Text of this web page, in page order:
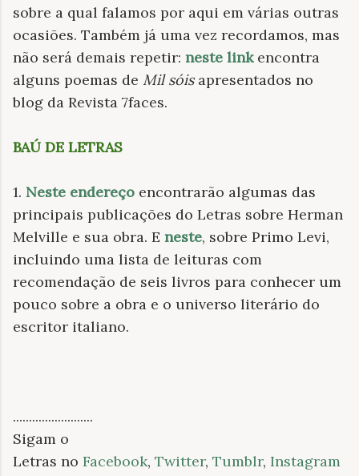
sobre a qual falamos por aqui em várias outras
ocasiões. Também já uma vez recordamos, mas
não será demais repetir: neste linkencontra
alguns poemas de Mil sóisapresentados no
blog da Revista 7faces.
BAÚ DE LETRAS
1. Neste endereço encontrarão algumas das
principais publicações do Letras sobre Herman
Melville e sua obra. E neste, sobre Primo Levi,
incluindo uma lista de leituras com
recomendação de seis livros para conhecer um
pouco sobre a obra e o universo literário do
escritor italiano.
.........................
Sigam o
Letras no Facebook, Twitter, Tumblr, Instagram